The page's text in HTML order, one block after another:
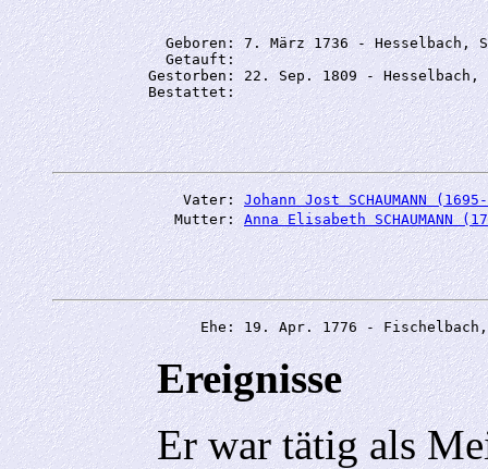
Geboren: 7. März 1736 - Hesselbach,
             Getauft:
Gestorben: 22. Sep. 1809 -
               Vater:
Johann Jost SCHAUMANN
              Mutter:
Anna Elisabeth SCHAUMANN
Ehe: 19. Apr. 1776 -
Ereignisse
Er war tätig als